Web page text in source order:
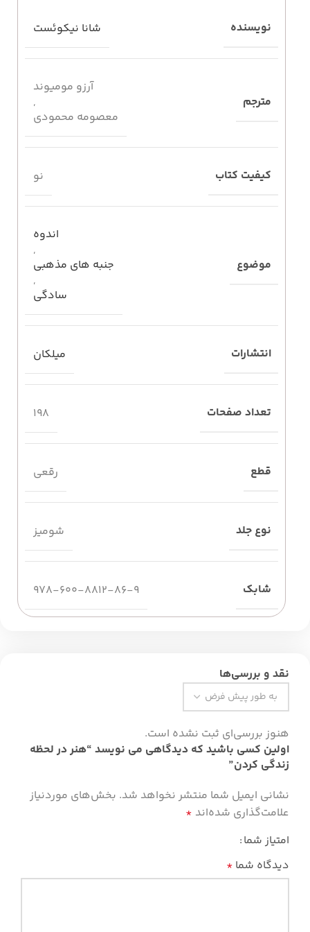
نویسنده شانا نیکوئست
مترجم
آرزو مومیوند
,
معصومه محمودی
کیفیت کتاب نو
موضوع
اندوه
,
جنبه های مذهبی
,
سادگی
انتشارات میلکان
تعداد صفحات 198
قطع رقعی
نوع جلد شومیز
شابک 978-600-8812-86-9
نقد و بررسی‌ها
هنوز بررسی‌ای ثبت نشده است.
اولین کسی باشید که دیدگاهی می نویسد “هنر در لحظه
زندگی کردن”
نشانی ایمیل شما منتشر نخواهد شد. بخش‌های موردنیاز
علامت‌گذاری شده‌اند *
امتیاز شما
دیدگاه شما *